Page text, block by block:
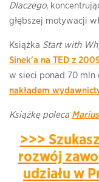
Dlaczego,
głębszej motywacji
Książka Start with
Sinek'a na TED z
w sieci ponad 70 mln
nakładem
Książkę poleca
>>>
rozwój
udziału w